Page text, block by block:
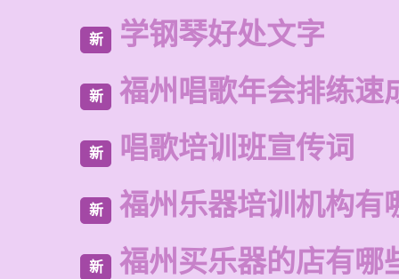
新 学钢琴好处文字
新 福州唱歌年会排练速
新 唱歌培训班宣传词
新 福州乐器培训机构有
新 福州买乐器的店有哪